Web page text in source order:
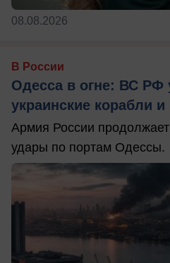
08.08.2026
В России
Одесса в огне: ВС РФ
украинские корабли
Армия России
удары по портам Одессы.